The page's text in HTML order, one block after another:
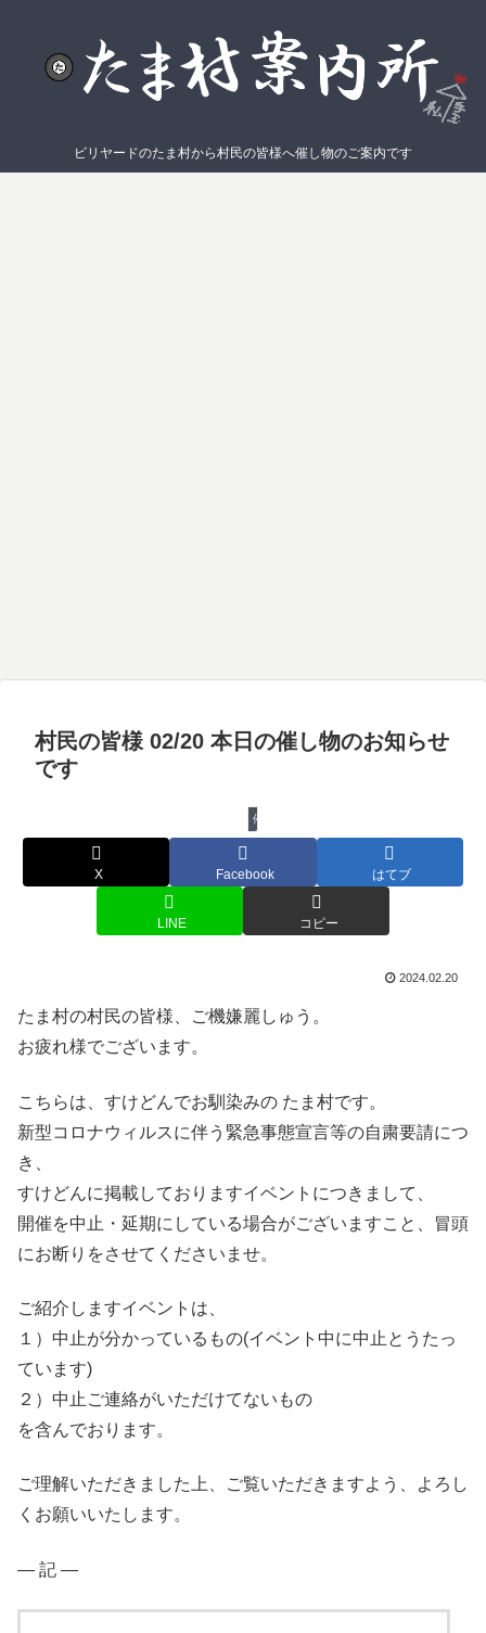
ビリヤードのたま村から村民の皆様へ催し物のご案内です
村民の皆様 02/20 本日の催し物のお知らせ
です
催し物
X Facebook はてブ
LINE コピー
2024.02.20
たま村の村民の皆様、ご機嫌麗しゅう。
お疲れ様でございます。
こちらは、すけどんでお馴染みの たま村です。
新型コロナウィルスに伴う緊急事態宣言等の自粛要請につ
き、
すけどんに掲載しておりますイベントにつきまして、
開催を中止・延期にしている場合がございますこと、冒頭
にお断りをさせてくださいませ。
ご紹介しますイベントは、
１）中止が分かっているもの(イベント中に中止とうたっ
ています)
２）中止ご連絡がいただけてないもの
を含んでおります。
ご理解いただきました上、ご覧いただきますよう、よろし
くお願いいたします。
― 記 ―